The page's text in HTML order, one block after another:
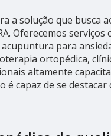
a solução que busca
Oferecemos
para
ortopédica,
altamente
é capaz de se